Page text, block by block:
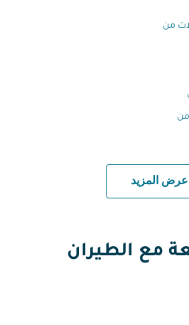
من
من
عرض المزيد
مع الطيران